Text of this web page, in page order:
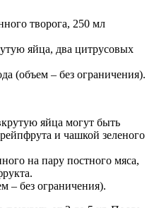
творога, 250 мл
яйца, два цитрусовых
(объем – без ограничения).
яйца могут быть
и чашкой зеленого
на пару постного мяса,
– без ограничения).